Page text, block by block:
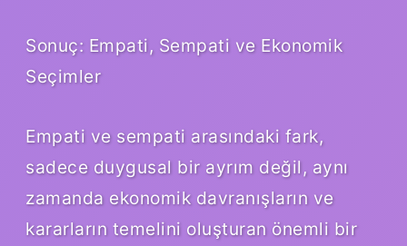
Sonuç: Empati, Sempati ve Ekonomik
Seçimler
Empati ve sempati arasındaki fark,
sadece duygusal bir ayrım değil, aynı
zamanda ekonomik davranışların ve
kararların temelini oluşturan önemli bir